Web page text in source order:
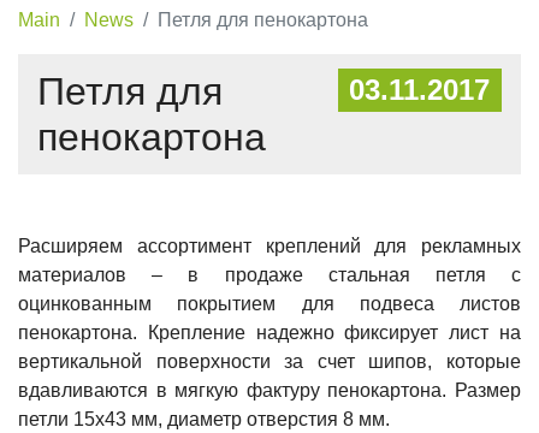
Main News Петля для пенокартона
03.11.2017
Петля для
пенокартона
Расширяем ассортимент креплений для рекламных
материалов – в продаже стальная петля с
оцинкованным покрытием для подвеса листов
пенокартона. Крепление надежно фиксирует лист на
вертикальной поверхности за счет шипов, которые
вдавливаются в мягкую фактуру пенокартона. Размер
петли 15х43 мм, диаметр отверстия 8 мм.